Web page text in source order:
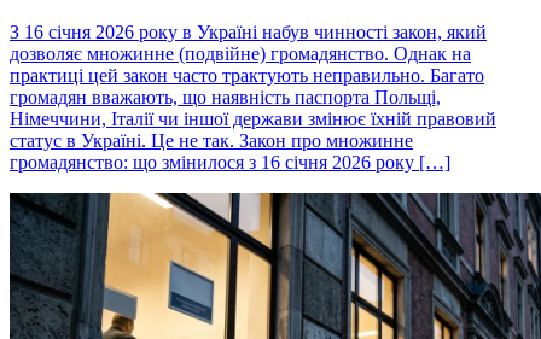
З 16 січня 2026 року в Україні набув чинності закон, який
дозволяє множинне (подвійне) громадянство. Однак на
практиці цей закон часто трактують неправильно. Багато
громадян вважають, що наявність паспорта Польщі,
Німеччини, Італії чи іншої держави змінює їхній правовий
статус в Україні. Це не так. Закон про множинне
громадянство: що змінилося з 16 січня 2026 року […]